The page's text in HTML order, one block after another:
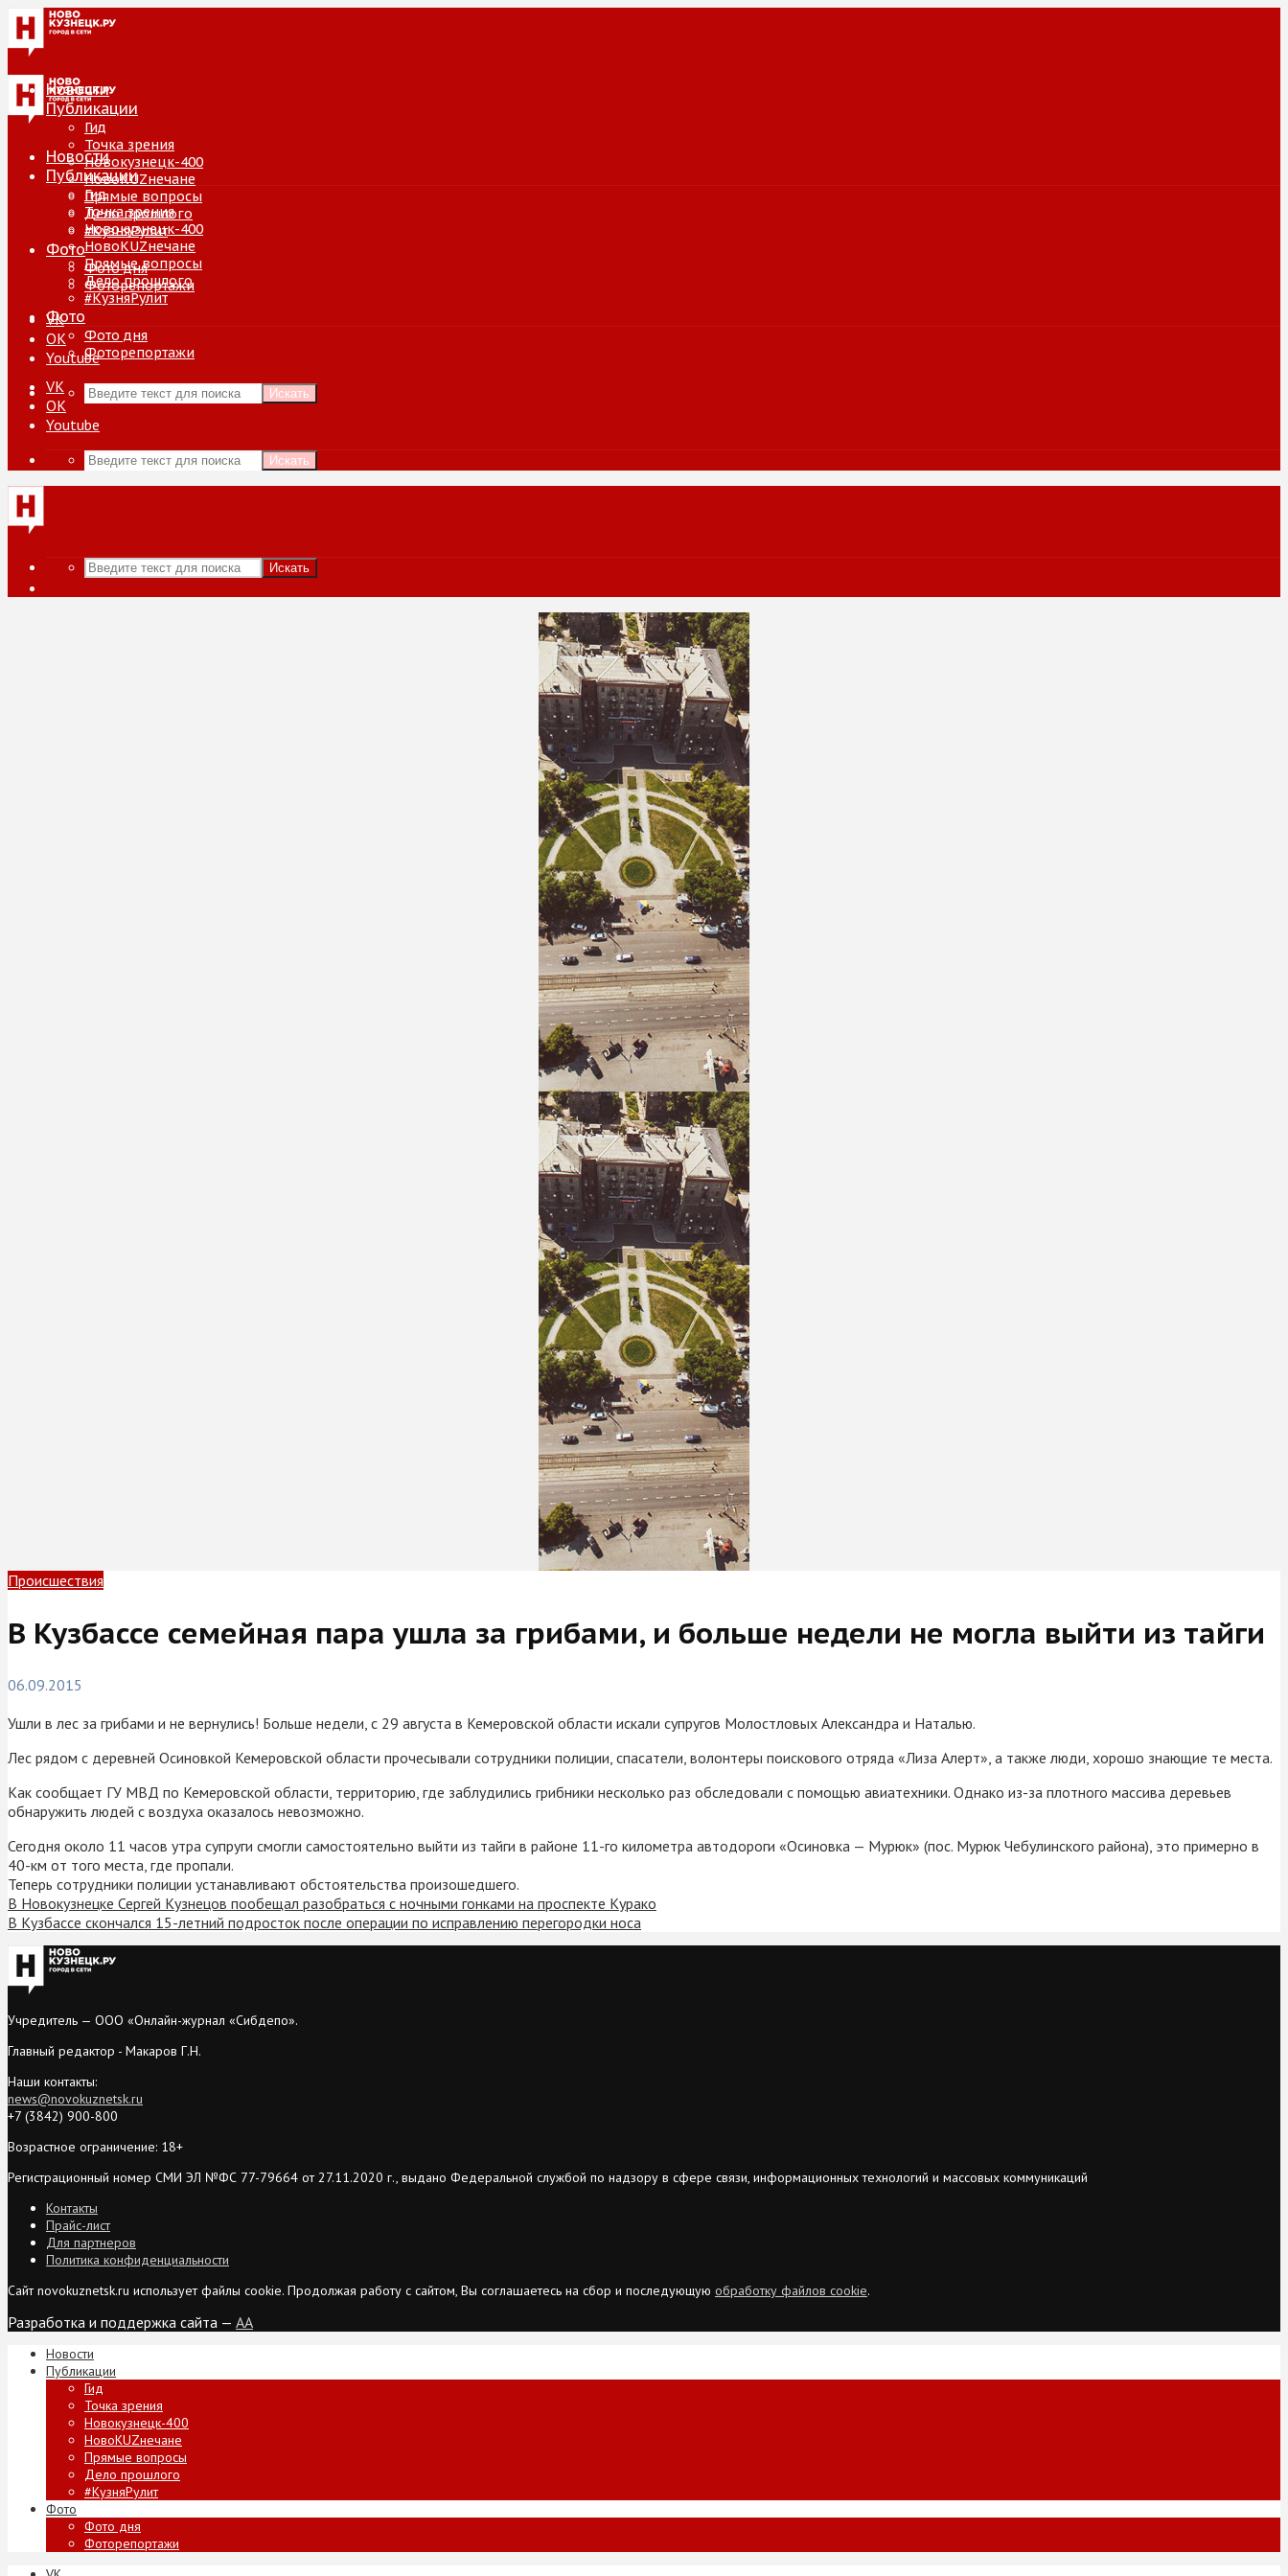
Новости
Публикации
Гид
Точка зрения
Новокузнецк-400
НовоKUZнечане
Прямые вопросы
Дело прошлого
#КузняРулит
Фото
Фото дня
Фоторепортажи
VK
ОК
Youtube
Искать
Новости
Публикации
Гид
Точка зрения
Новокузнецк-400
НовоKUZнечане
Прямые вопросы
Дело прошлого
#КузняРулит
Фото
Фото дня
Фоторепортажи
VK
ОК
Youtube
Искать
Искать
Происшествия
В Кузбассе семейная пара ушла за грибами, и больше недели не могла выйти из тайги
06.09.2015
Ушли в лес за грибами и не вернулись! Больше недели, с 29 августа в Кемеровской области искали супругов Молостловых Александра и Наталью.
Лес рядом с деревней Осиновкой Кемеровской области прочесывали сотрудники полиции, спасатели, волонтеры поискового отряда «Лиза Алерт», а также люди, хорошо знающие те места.
Как сообщает ГУ МВД по Кемеровской области, территорию, где заблудились грибники несколько раз обследовали с помощью авиатехники. Однако из-за плотного массива деревьев
обнаружить людей с воздуха оказалось невозможно.
Сегодня около 11 часов утра супруги смогли самостоятельно выйти из тайги в районе 11-го километра автодороги «Осиновка — Мурюк» (пос. Мурюк Чебулинского района), это примерно в
40-км от того места, где пропали.
Теперь сотрудники полиции устанавливают обстоятельства произошедшего.
В Новокузнецке Сергей Кузнецов пообещал разобраться с ночными гонками на проспекте Курако
В Кузбассе скончался 15-летний подросток после операции по исправлению перегородки носа
Учредитель — ООО «Онлайн-журнал «Сибдепо».
Главный редактор - Макаров Г.Н.
Наши контакты:
news@novokuznetsk.ru
+7 (3842) 900-800
Возрастное ограничение: 18+
Регистрационный номер СМИ ЭЛ №ФС 77-79664 от 27.11.2020 г., выдано Федеральной службой по надзору в сфере связи, информационных технологий и массовых коммуникаций
Контакты
Прайс-лист
Для партнеров
Политика конфиденциальности
Сайт novokuznetsk.ru использует файлы cookie. Продолжая работу с сайтом, Вы соглашаетесь на сбор и последующую обработку файлов cookie.
Разработка и поддержка сайта — AA
Новости
Публикации
Гид
Точка зрения
Новокузнецк-400
НовоKUZнечане
Прямые вопросы
Дело прошлого
#КузняРулит
Фото
Фото дня
Фоторепортажи